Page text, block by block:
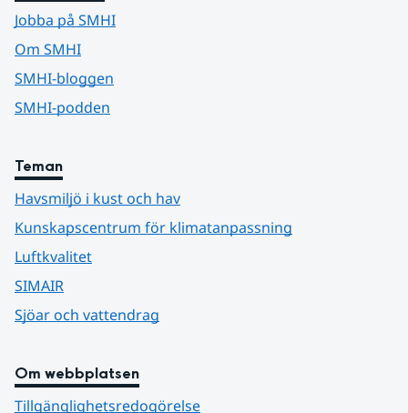
Jobba på SMHI
Om SMHI
SMHI-bloggen
SMHI-podden
Teman
Havsmiljö i kust och hav
Kunskapscentrum för klimatanpassning
Luftkvalitet
SIMAIR
Sjöar och vattendrag
Om webbplatsen
Tillgänglighetsredogörelse